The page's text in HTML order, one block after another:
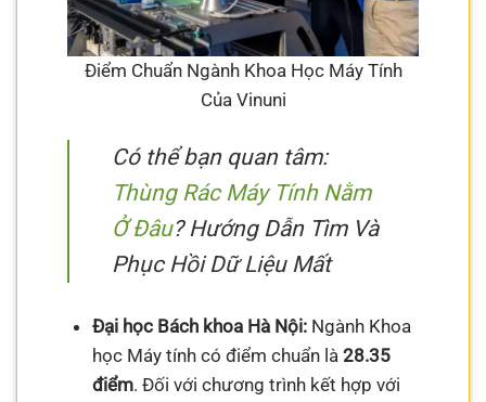
Điểm Chuẩn Ngành Khoa Học Máy Tính
Của Vinuni
Có thể bạn quan tâm:
Thùng Rác Máy Tính Nằm
Ở Đâu? Hướng Dẫn Tìm Và
Phục Hồi Dữ Liệu Mất
Đại học Bách khoa Hà Nội:Ngành Khoa
học Máy tính có điểm chuẩn là 28.35
điểm. Đối với chương trình kết hợp với